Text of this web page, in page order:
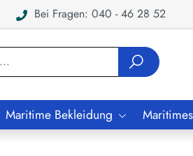
Bei Fragen: 040 - 46 28 52
Maritime Bekleidung